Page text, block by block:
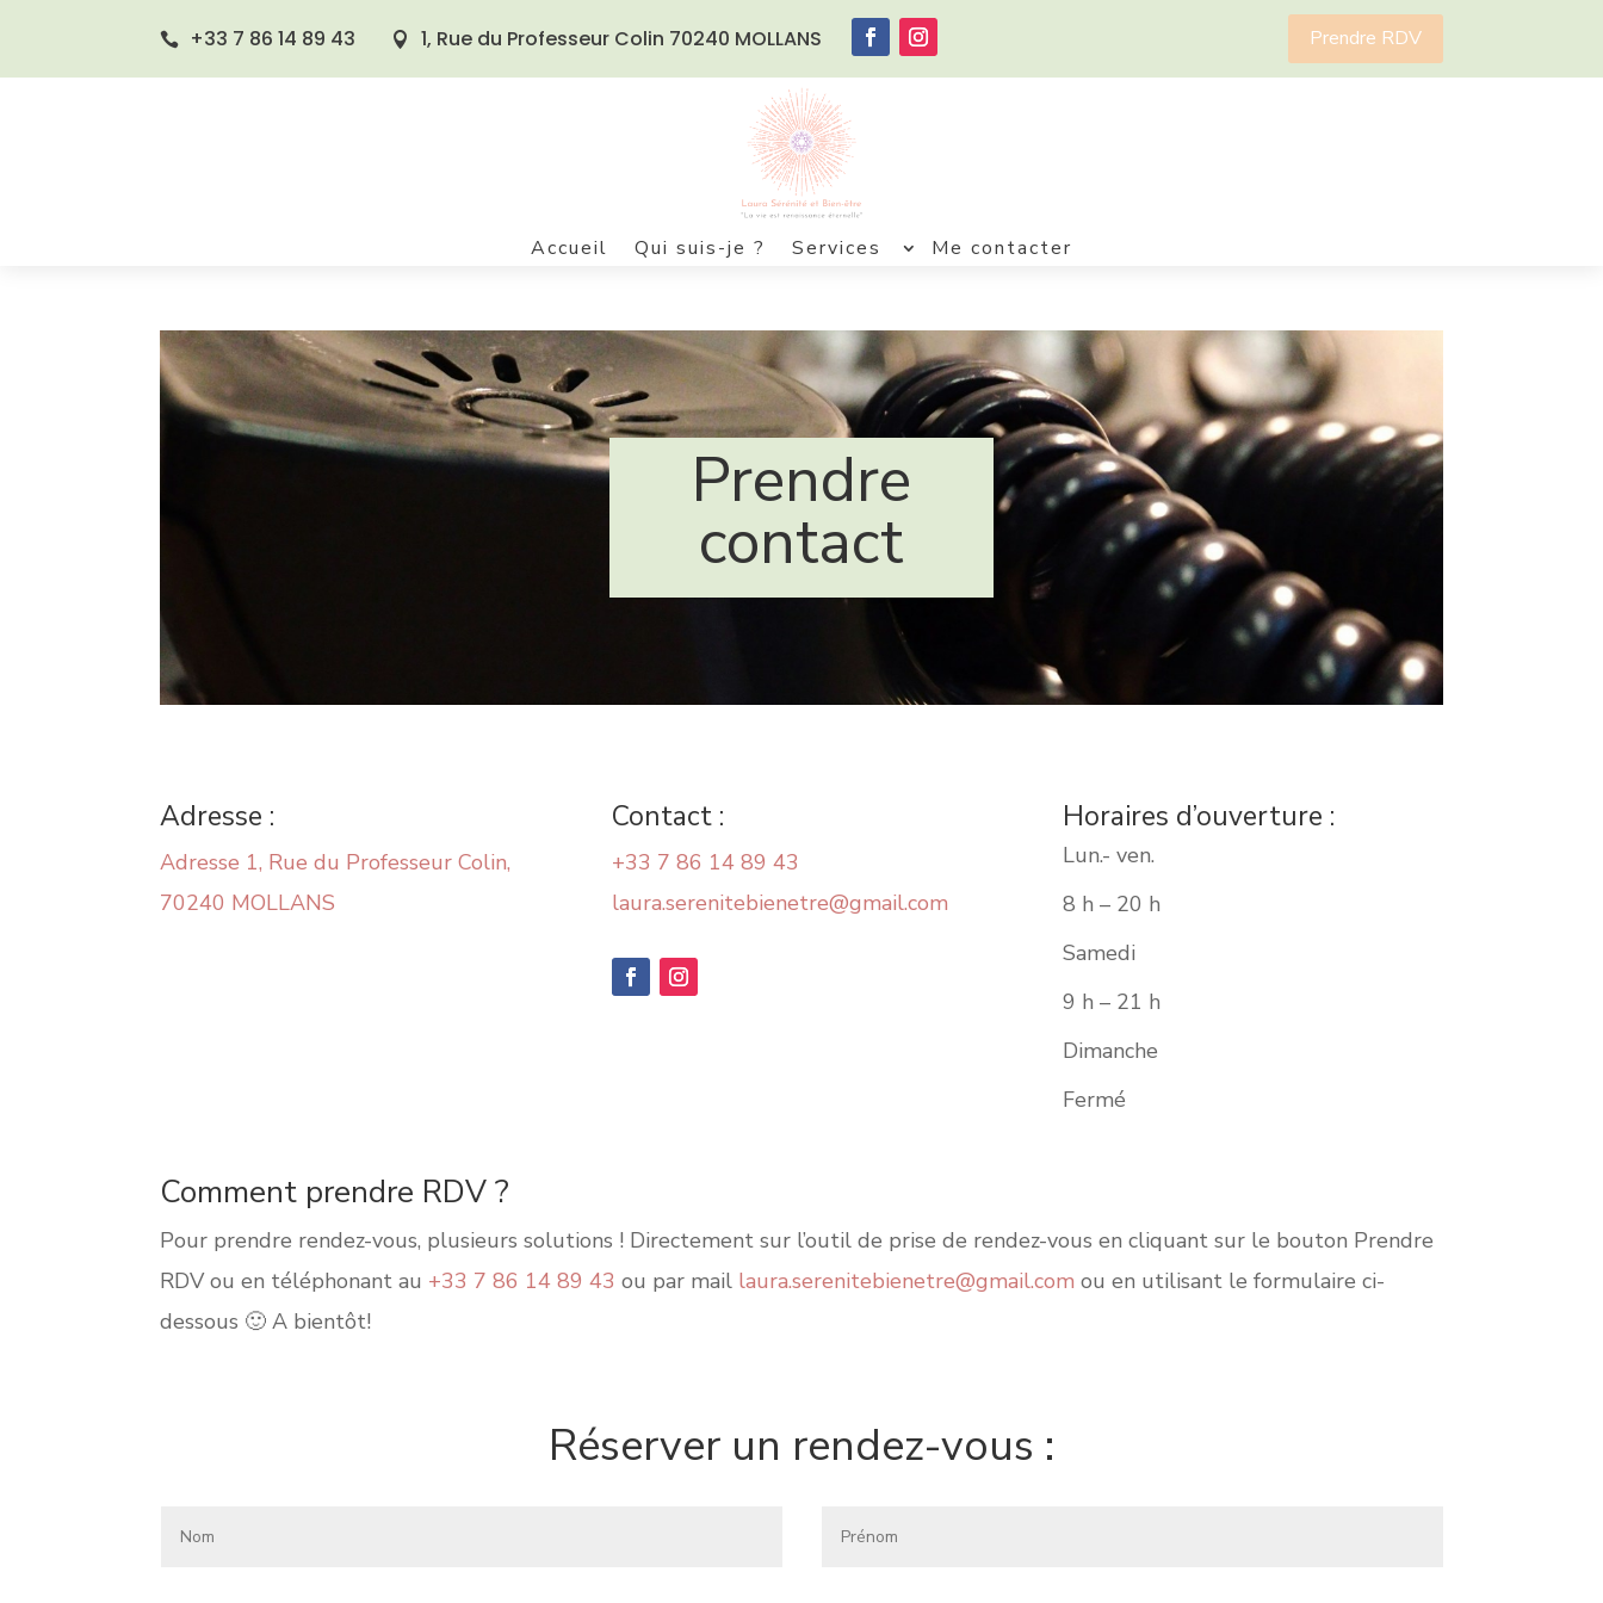
 ‭+33 7 86 14 89 43‬  1, Rue du Professeur Colin 70240 MOLLANS Prendre RDV
Accueil Qui suis-je ? Services Me contacter
Prendre
contact
Adresse :
Adresse 1, Rue du Professeur Colin,
70240 MOLLANS
Contact :
+33 7 86 14 89 43
laura.serenitebienetre@gmail.com
Horaires d’ouverture :
Lun.- ven.
8 h – 20 h
Samedi
​9 h – 21 h
​Dimanche
Fermé
Comment prendre RDV ?
Pour prendre rendez-vous, plusieurs solutions ! Directement sur l’outil de prise de rendez-vous en cliquant sur le bouton Prendre
RDV ou en téléphonant au +33 7 86 14 89 43 ou par mail laura.serenitebienetre@gmail.com ou en utilisant le formulaire ci-
dessous 🙂 A bientôt!
Réserver un rendez-vous :